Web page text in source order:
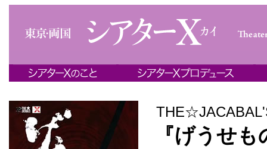
『げうせも